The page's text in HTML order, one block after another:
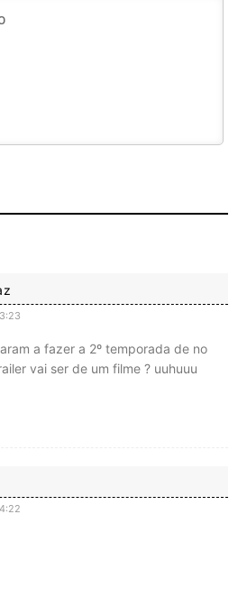
a fazer a 2º temporada de no
vai ser de um filme ? uuhuuu